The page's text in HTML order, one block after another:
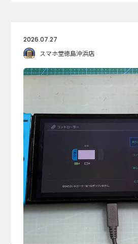
2026.07.27
スマホ堂徳島沖浜店